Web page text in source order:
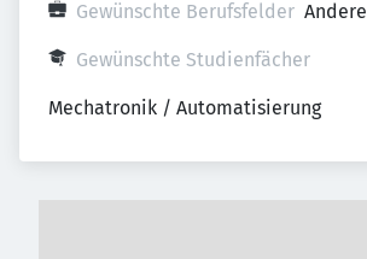
Gewünschte Berufsfelder Andere
Gewünschte Studienfächer
Mechatronik / Automatisierung